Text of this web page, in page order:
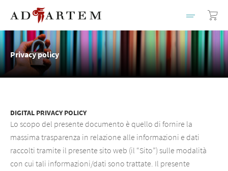
Privacy policy
DIGITAL PRIVACY POLICY
Lo scopo del presente documento è quello di fornire la
massima trasparenza in relazione alle informazioni e dati
raccolti tramite il presente sito web (il “Sito”) sulle modalità
con cui tali informazioni/dati sono trattate. Il presente